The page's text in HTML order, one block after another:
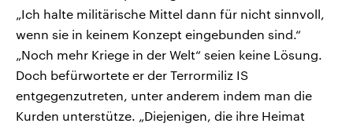
„Ich halte militärische Mittel dann für nicht sinnvoll,
wenn sie in keinem Konzept eingebunden sind.“
„Noch mehr Kriege in der Welt“ seien keine Lösung.
Doch befürwortete er der Terrormiliz IS
entgegenzutreten, unter anderem indem man die
Kurden unterstütze. „Diejenigen, die ihre Heimat